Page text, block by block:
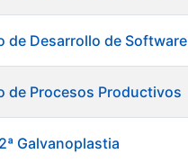
de Desarrollo de Software
de Procesos Productivos
Galvanoplastia